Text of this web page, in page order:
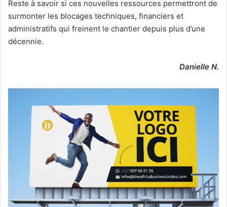
Reste à savoir si ces nouvelles ressources permettront de
surmonter les blocages techniques, financiers et
administratifs qui freinent le chantier depuis plus d’une
décennie.
Danielle N.